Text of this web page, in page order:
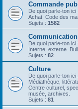
Commande
De quoi parle-ton ici :
Achat. Code des
Sujets : 1582
Communication
De quoi parle-ton ici :
Interne, externe.
Sujets : 82
Culture
De quoi parle-ton ici :
Médiathèque,
Centre culturel,
musée, archives.
Sujets : 81